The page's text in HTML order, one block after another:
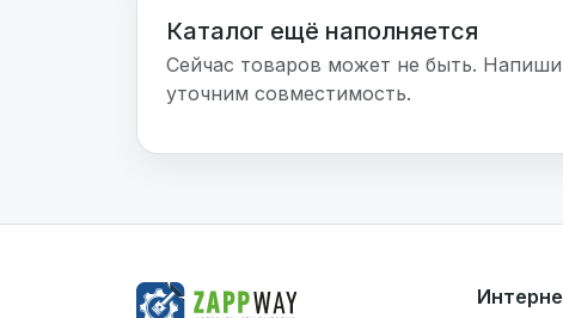
Каталог ещё наполняется
Сейчас товаров может не быть.
уточним совместимость.